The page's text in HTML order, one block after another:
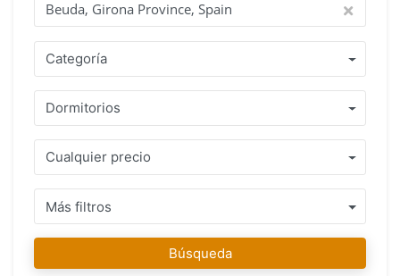
contacto con nuestros agentes en cualquier momento.
¡Encontrar su casa de ensueño es nuestra pasión! ¿Por qué
comprar con IMMO ABROAD? Benefíciese de más de 15
años de experiencia con un equipo de agentes que hablen
su idioma y entienden las reglas y políticas del país donde
desea comprar su propiedad. Una gama de propiedades
bien mantenidas situadas en Beuda, Girona Province, Spain
o en el área inmediata con un consejo profesional honesto
le garantiza tomar la decisión correcta. Una vez que haya
encontrado su propiedad puede contar con nosotros para su
compra, no sólo durante el proceso de compra, sino
también después ya que le ayudaremos con el
asesoramiento cuando sea necesario. Nuestro equipo en
IMMO ABROAD le desea mucha diversión en la búsqueda
Categoría
Dormitorios
Cualquier precio
Más filtros
Búsqueda